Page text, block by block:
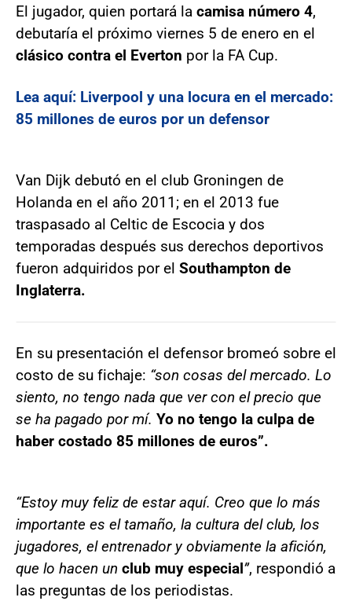
El jugador, quien portará la camisa número 4,
debutaría el próximo viernes 5 de enero en el
clásico contra el Everton por la FA Cup.
Lea aquí: Liverpool y una locura en el mercado:
85 millones de euros por un defensor
Van Dijk debutó en el club Groningen de
Holanda en el año 2011; en el 2013 fue
traspasado al Celtic de Escocia y dos
temporadas después sus derechos deportivos
fueron adquiridos por el Southampton de
Inglaterra.
En su presentación el defensor bromeó sobre el
costo de su fichaje: “son cosas del mercado. Lo
siento, no tengo nada que ver con el precio que
se ha pagado por mí. Yo no tengo la culpa de
haber costado 85 millones de euros”.
“Estoy muy feliz de estar aquí. Creo que lo más
importante es el tamaño, la cultura del club, los
jugadores, el entrenador y obviamente la afición,
que lo hacen un club muy especial”, respondió a
las preguntas de los periodistas.